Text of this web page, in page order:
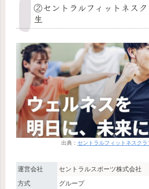
②セントラルフィットネス
生
出典： セントラルフィットネスクラ
運営会社
セントラルスポーツ株式会社
方式
グループ